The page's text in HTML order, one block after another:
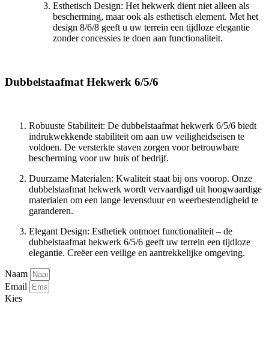
Esthetisch Design: Het hekwerk dient niet alleen als
bescherming, maar ook als esthetisch element. Met het
design 8/6/8 geeft u uw terrein een tijdloze elegantie
zonder concessies te doen aan functionaliteit.
Dubbelstaafmat Hekwerk 6/5/6
Robuuste Stabiliteit: De dubbelstaafmat hekwerk 6/5/6 biedt
indrukwekkende stabiliteit om aan uw veiligheidseisen te
voldoen. De versterkte staven zorgen voor betrouwbare
bescherming voor uw huis of bedrijf.
Duurzame Materialen: Kwaliteit staat bij ons voorop. Onze
dubbelstaafmat hekwerk wordt vervaardigd uit hoogwaardige
materialen om een lange levensduur en weerbestendigheid te
garanderen.
Elegant Design: Esthetiek ontmoet functionaliteit – de
dubbelstaafmat hekwerk 6/5/6 geeft uw terrein een tijdloze
elegantie. Creëer een veilige en aantrekkelijke omgeving.
Naam
Email
Kies